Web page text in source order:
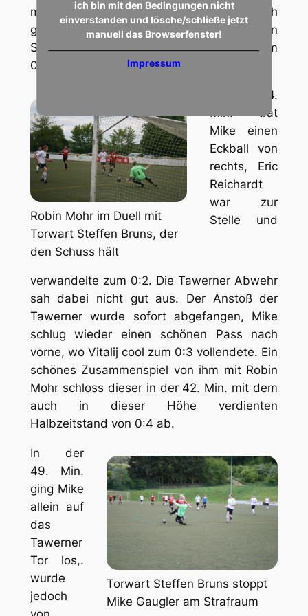
ich bin mit den Bedingungen nicht
einverstanden und lösche/schließe jetzt
manuell das Browserfenster!
Impressum
musste er dann zum ersten Mal hinter sich
greifen: Mike Gaugler hob den Ball in den
Strafraum und Vitalij Lenhart schoss zum
0:1 ein.
Robin Mohr im Duell mit
Torwart Steffen Bruns, der
den Schuss hält
In der 34.
Min. trat
Mike einen
Eckball von
rechts, Eric
Reichardt
war zur
Stelle und
verwandelte zum 0:2. Die Tawerner Abwehr
sah dabei nicht gut aus. Der Anstoß der
Tawerner wurde sofort abgefangen, Mike
schlug wieder einen schönen Pass nach
vorne, wo Vitalij cool zum 0:3 vollendete. Ein
schönes Zusammenspiel von ihm mit Robin
Mohr schloss dieser in der 42. Min. mit dem
auch in dieser Höhe verdienten
Halbzeitstand von 0:4 ab.
Torwart Steffen Bruns stoppt
Mike Gaugler am Strafraum
In der
49. Min.
ging Mike
allein auf
das
Tawerner
Tor los,.
wurde
jedoch